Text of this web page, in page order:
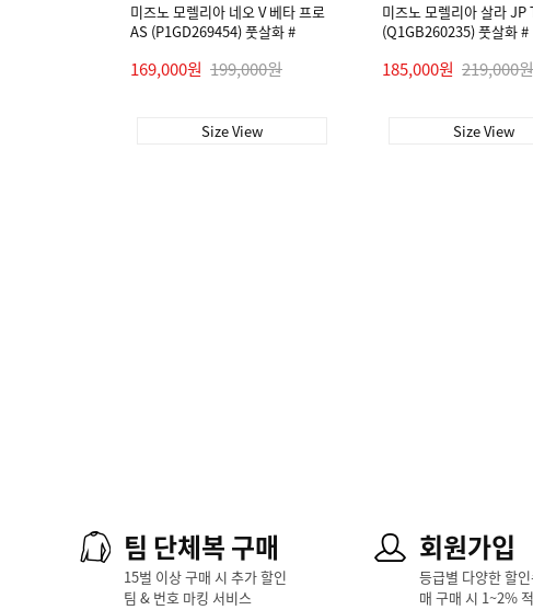
미즈노 모렐리아 네오 V 베타 프로
AS (P1GD269454) 풋살화 #
169,000원 199,000원
Size View
미즈노 모렐리아 살라 JP
(Q1GB260235) 풋살화 #
185,000원 219,000원
Size View
팀 단체복 구매
15벌 이상 구매 시 추가 할인
팀 & 번호 마킹 서비스
회원가입
등급별 다양한 할
매 구매 시 1~2%